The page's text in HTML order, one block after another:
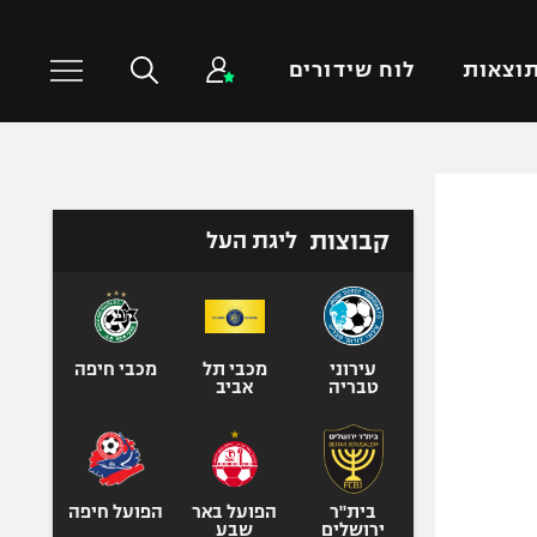
תוצאות לוח שידורים
טניס
כדורעף
ספורט אולימפי
קבוצות ליגת העל
עירוני
טבריה
מכבי תל
אביב
מכבי חיפה
בית"ר
ירושלים
הפועל באר
שבע
הפועל חיפה